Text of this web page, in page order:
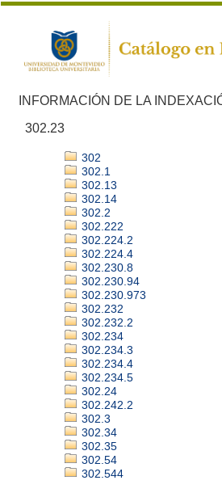
INFORMACIÓN DE LA
302.23
302
302.1
302.13
302.14
302.2
302.222
302.224.2
302.224.4
302.230.8
302.230.94
302.230.973
302.232
302.232.2
302.234
302.234.3
302.234.4
302.234.5
302.24
302.242.2
302.3
302.34
302.35
302.54
302.544